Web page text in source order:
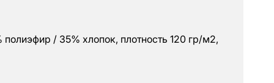
/ 35% хлопок, плотность 120 гр/м2,